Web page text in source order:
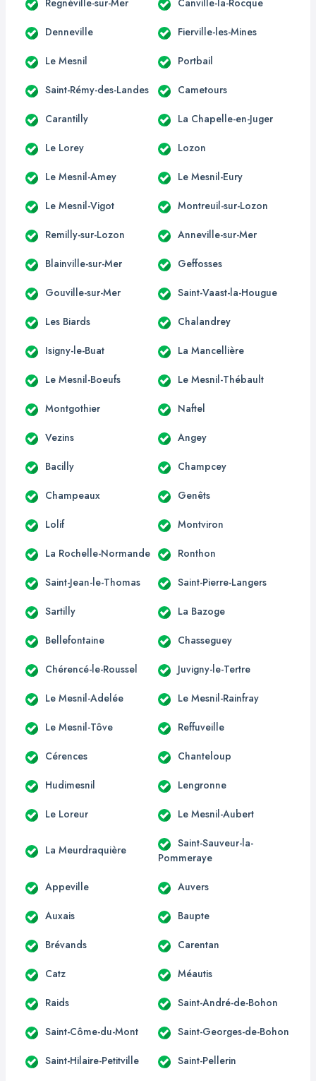
Denneville Fierville-les-Mines
Le Mesnil Portbail
Saint-Rémy-des-Landes Cametours
Carantilly La Chapelle-en-Juger
Le Lorey Lozon
Le Mesnil-Amey Le Mesnil-Eury
Le Mesnil-Vigot Montreuil-sur-Lozon
Remilly-sur-Lozon Anneville-sur-Mer
Blainville-sur-Mer Geffosses
Gouville-sur-Mer Saint-Vaast-la-Hougue
Les Biards Chalandrey
Isigny-le-Buat La Mancellière
Le Mesnil-Boeufs Le Mesnil-Thébault
Montgothier Naftel
Vezins Angey
Bacilly Champcey
Champeaux Genêts
Lolif Montviron
La Rochelle-Normande Ronthon
Saint-Jean-le-Thomas Saint-Pierre-Langers
Sartilly La Bazoge
Bellefontaine Chasseguey
Chérencé-le-Roussel Juvigny-le-Tertre
Le Mesnil-Adelée Le Mesnil-Rainfray
Le Mesnil-Tôve Reffuveille
Cérences Chanteloup
Hudimesnil Lengronne
Le Loreur Le Mesnil-Aubert
La Meurdraquière
Saint-Sauveur-la-
Pommeraye
Appeville Auvers
Auxais Baupte
Brévands Carentan
Catz Méautis
Raids Saint-André-de-Bohon
Saint-Côme-du-Mont Saint-Georges-de-Bohon
Saint-Hilaire-Petitville Saint-Pellerin